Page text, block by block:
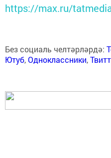
https://max.ru/
Без социаль челтәрләрдә:
Ютуб,Одноклассники,